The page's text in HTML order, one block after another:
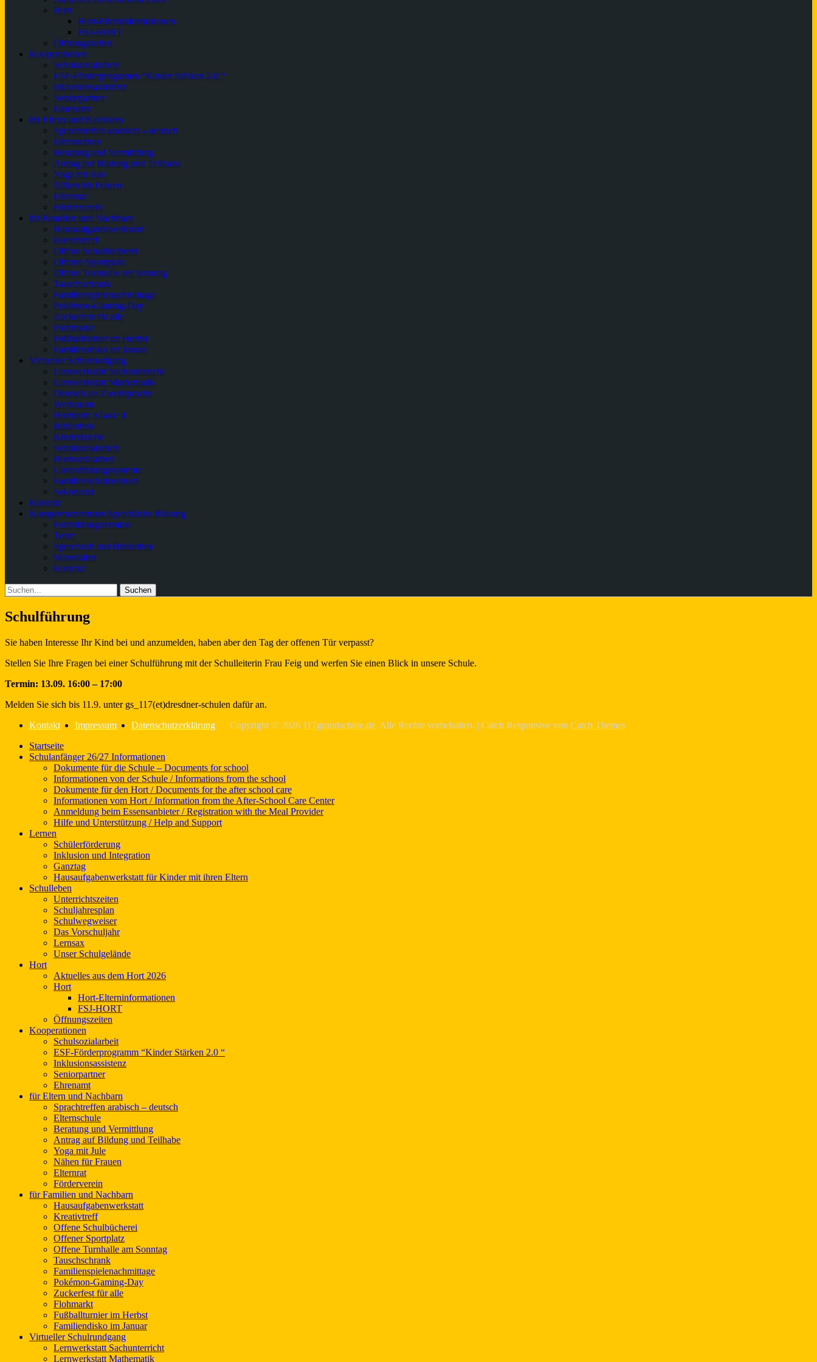
Hort
Hort-Elterninformationen
FSJ-HORT
Öffnungszeiten
Kooperationen
Schulsozialarbeit
ESF-Förderprogramm “Kinder Stärken 2.0 “
Inklusionsassistenz
Seniorpartner
Ehrenamt
für Eltern und Nachbarn
Sprachtreffen arabisch – deutsch
Elternschule
Beratung und Vermittlung
Antrag auf Bildung und Teilhabe
Yoga mit Jule
Nähen für Frauen
Elternrat
Förderverein
für Familien und Nachbarn
Hausaufgabenwerkstatt
Kreativtreff
Offene Schulbücherei
Offener Sportplatz
Offene Turnhalle am Sonntag
Tauschschrank
Familienspielenachmittage
Pokémon-Gaming-Day
Zuckerfest für alle
Flohmarkt
Fußballturnier im Herbst
Familiendisko im Januar
Virtueller Schulrundgang
Lernwerkstatt Sachunterricht
Lernwerkstatt Mathematik
Deutsch als Zweitsprache
Werkraum
Hortraum Klasse 4
Bibliothek
Kinderküche
Schulsozialarbeit
Hortsozialarbeit
Unterstützungssysteme
Familienschulzentrum
Sekretariat
Kontakt
Kompetenzzentrum Sprachliche Bildung
Fortbildungstermine
Team
Sprechzeit und Bibliothek
Materialien
Kontakt
Suchen
Suche
nach:
Schulführung
Sie haben Interesse Ihr Kind bei und anzumelden, haben aber den Tag der offenen Tür verpasst?
Stellen Sie Ihre Fragen bei einer Schulführung mit der Schulleiterin Frau Feig und werfen Sie einen Blick in unsere Schule.
Termin: 13.09. 16:00 – 17:00
Melden Sie sich bis 11.9. unter gs_117(et)dresdner-schulen dafür an.
Kontakt
Impressum Datenschutzerklärung Copyright © 2026 117grundschule.de. Alle Rechte vorbehalten. | Catch Responsive von Catch Themes
oben
scrollen
Startseite
Schulanfänger 26/27 Informationen
Dokumente für die Schule – Documents for school
Informationen von der Schule / Informations from the school
Dokumente für den Hort / Documents for the after school care
Informationen vom Hort / Information from the After-School Care Center
Anmeldung beim Essensanbieter / Registration with the Meal Provider
Hilfe und Unterstützung / Help and Support
Lernen
Schülerförderung
Inklusion und Integration
Ganztag
Hausaufgabenwerkstatt für Kinder mit ihren Eltern
Schulleben
Unterrichtszeiten
Schuljahresplan
Schulwegweiser
Das Vorschuljahr
Lernsax
Unser Schulgelände
Hort
Aktuelles aus dem Hort 2026
Hort
Hort-Elterninformationen
FSJ-HORT
Öffnungszeiten
Kooperationen
Schulsozialarbeit
ESF-Förderprogramm “Kinder Stärken 2.0 “
Inklusionsassistenz
Seniorpartner
Ehrenamt
für Eltern und Nachbarn
Sprachtreffen arabisch – deutsch
Elternschule
Beratung und Vermittlung
Antrag auf Bildung und Teilhabe
Yoga mit Jule
Nähen für Frauen
Elternrat
Förderverein
für Familien und Nachbarn
Hausaufgabenwerkstatt
Kreativtreff
Offene Schulbücherei
Offener Sportplatz
Offene Turnhalle am Sonntag
Tauschschrank
Familienspielenachmittage
Pokémon-Gaming-Day
Zuckerfest für alle
Flohmarkt
Fußballturnier im Herbst
Familiendisko im Januar
Virtueller Schulrundgang
Lernwerkstatt Sachunterricht
Lernwerkstatt Mathematik